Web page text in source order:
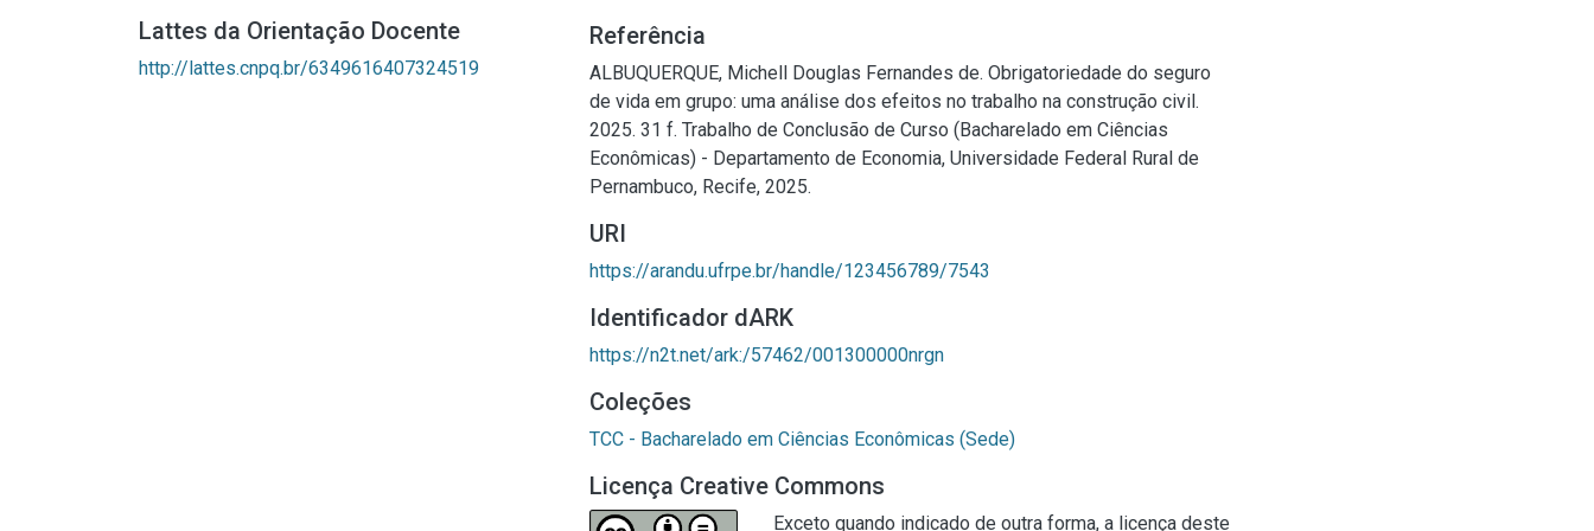
Lattes da Orientação Docente
http://lattes.cnpq.br/6349616407324519
Referência
ALBUQUERQUE, Michell Douglas Fernandes de. Obrigatoriedade do seguro
de vida em grupo: uma análise dos efeitos no trabalho na construção civil.
2025. 31 f. Trabalho de Conclusão de Curso (Bacharelado em Ciências
Econômicas) - Departamento de Economia, Universidade Federal Rural de
Pernambuco, Recife, 2025.
URI
https://arandu.ufrpe.br/handle/123456789/7543
Identificador dARK
https://n2t.net/ark:/57462/001300000nrgn
Coleções
TCC - Bacharelado em Ciências Econômicas (Sede)
Licença Creative Commons
Exceto quando indicado de outra forma, a licença deste